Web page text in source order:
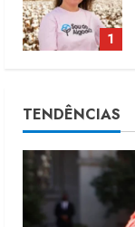
1
2
TENDÊNCIAS